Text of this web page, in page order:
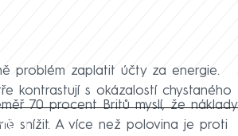
problém zaplatit účty za energie.
kontrastují s okázalostí chystaného
70 procent Britů myslí, že náklady
snížit. A více než polovina je proti